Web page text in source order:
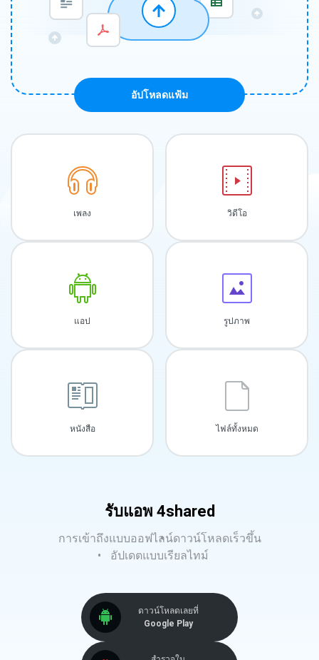
อัปโหลดแฟ้ม
เพลง วิดีโอ
แอป รูปภาพ
หนังสือ ไฟล์ทั้งหมด
รับแอพ 4shared
การเข้าถึงแบบออฟไลน์ดาวน์โหลดเร็วขึ้น
อัปเดตแบบเรียลไทม์
ดาวน์โหลดเลยที่
Google Play